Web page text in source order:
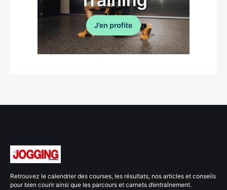
Retrouvez le calendrier des courses, les résultats, nos articles et conseils
pour bien courir ainsi que les parcours et carnets d’entraînement.